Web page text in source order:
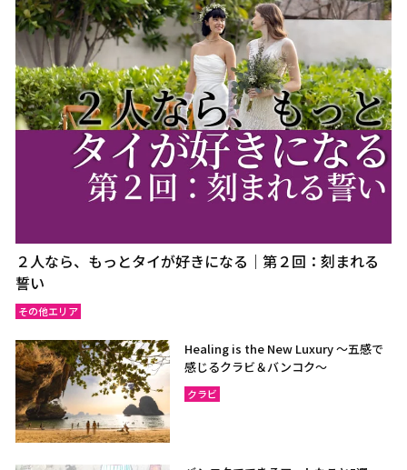
２人なら、もっとタイが好きになる｜第２回：刻まれる
誓い
その他エリア
Healing is the New Luxury ～五感で
感じるクラビ＆バンコク～
クラビ